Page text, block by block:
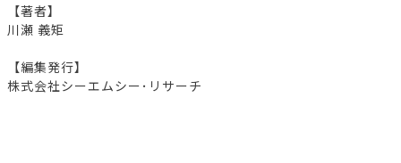
【著者】
川瀬 義矩
【編集発行】
株式会社シーエムシー･リサーチ